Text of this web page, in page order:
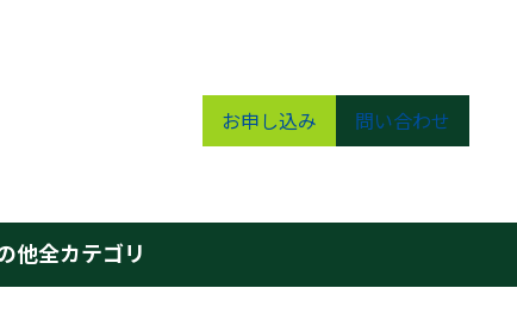
お申し込み 問い合わせ
他全カテゴリ